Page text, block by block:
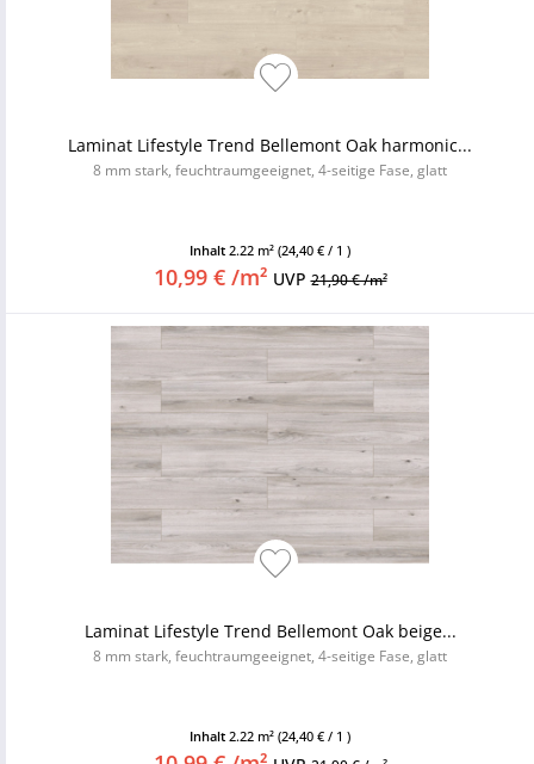
Laminat Lifestyle Trend Bellemont Oak harmonic...
8 mm stark, feuchtraumgeeignet, 4-seitige Fase, glatt
Inhalt 2.22 m² (24,40 € / 1 )
10,99 € /m² UVP21,90 € /m²
Laminat Lifestyle Trend Bellemont Oak beige...
8 mm stark, feuchtraumgeeignet, 4-seitige Fase, glatt
Inhalt 2.22 m² (24,40 € / 1 )